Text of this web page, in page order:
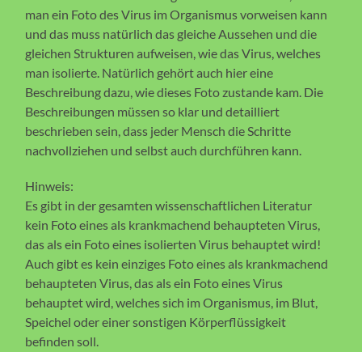
man ein Foto des Virus im Organismus vorweisen kann
und das muss natürlich das gleiche Aussehen und die
gleichen Strukturen aufweisen, wie das Virus, welches
man isolierte. Natürlich gehört auch hier eine
Beschreibung dazu, wie dieses Foto zustande kam. Die
Beschreibungen müssen so klar und detailliert
beschrieben sein, dass jeder Mensch die Schritte
nachvollziehen und selbst auch durchführen kann.
Hinweis:
Es gibt in der gesamten wissenschaftlichen Literatur
kein Foto eines als krankmachend behaupteten Virus,
das als ein Foto eines isolierten Virus behauptet wird!
Auch gibt es kein einziges Foto eines als krankmachend
behaupteten Virus, das als ein Foto eines Virus
behauptet wird, welches sich im Organismus, im Blut,
Speichel oder einer sonstigen Körperflüssigkeit
befinden soll.